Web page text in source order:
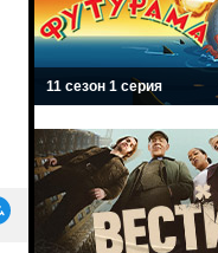
11 сезон 1 серия